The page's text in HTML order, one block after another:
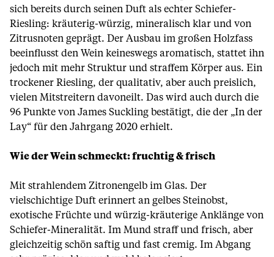
sich bereits durch seinen Duft als echter Schiefer-
Riesling: kräuterig-würzig, mineralisch klar und von
Zitrusnoten geprägt. Der Ausbau im großen Holzfass
beeinflusst den Wein keineswegs aromatisch, stattet ihn
jedoch mit mehr Struktur und straffem Körper aus. Ein
trockener Riesling, der qualitativ, aber auch preislich,
vielen Mitstreitern davoneilt. Das wird auch durch die
96 Punkte von James Suckling bestätigt, die der „In der
Lay“ für den Jahrgang 2020 erhielt.
Wie der Wein schmeckt: fruchtig & frisch
Mit strahlendem Zitronengelb im Glas. Der
vielschichtige Duft erinnert an gelbes Steinobst,
exotische Früchte und würzig-kräuterige Anklänge von
Schiefer-Mineralität. Im Mund straff und frisch, aber
gleichzeitig schön saftig und fast cremig. Im Abgang